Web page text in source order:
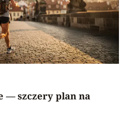
— szczery plan na